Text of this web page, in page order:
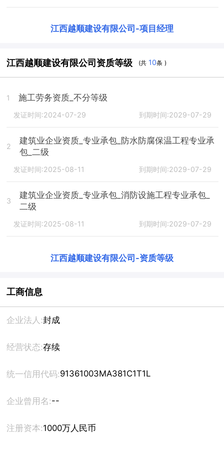
江西越顺建设有限公司 -项目经理
江西越顺建设有限公司资质等级 (共 10条 )
1 施工劳务资质_不分等级
发证时间:2024-07-29 到期时间:2029-07-29
2
建筑业企业资质_专业承包_防水防腐保温工程专业承
包_二级
发证时间:2025-08-11 到期时间:2029-07-29
3
建筑业企业资质_专业承包_消防设施工程专业承包_
二级
发证时间:2025-08-11 到期时间:2029-07-29
江西越顺建设有限公司 -资质等级
工商信息
企业法人:封成
经营状态:存续
统一信用代码:91361003MA381C1T1L
企业曾用名:--
注册资本:1000万人民币